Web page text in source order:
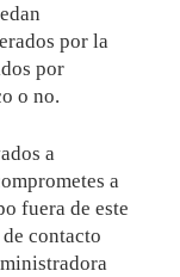
por la
por
o no.
a
a
fuera de este
contacto